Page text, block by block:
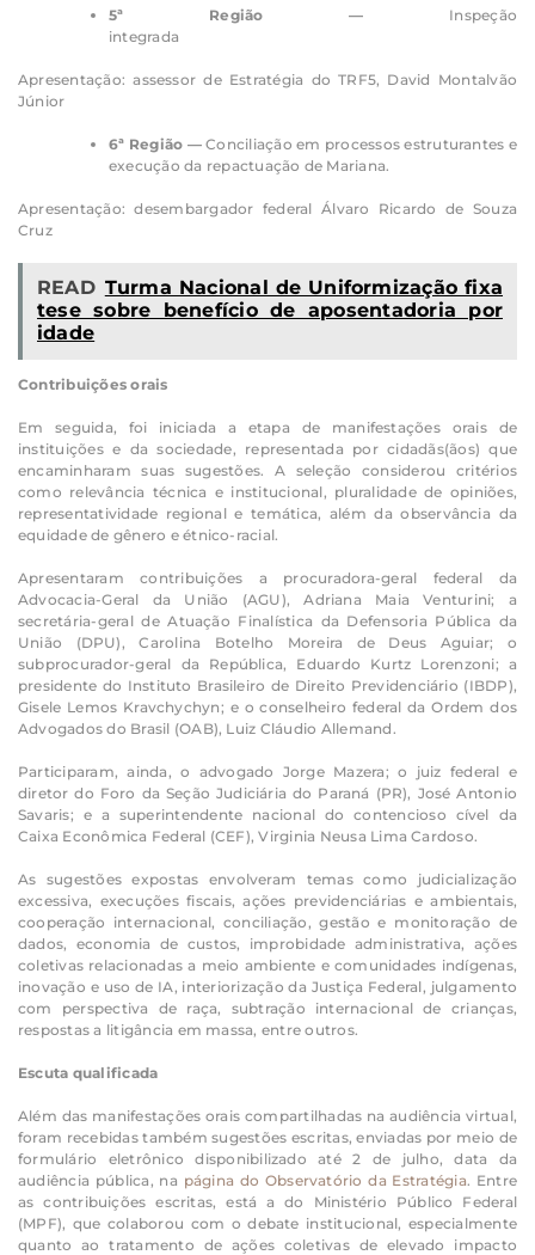
5ª Região — Inspeção
Apresentação: assessor de Estratégia do TRF5, David Montalvão
Júnior
6ª Região —Conciliação em processos estruturantes e
execução da repactuação de Mariana.
Apresentação: desembargador federal Álvaro Ricardo de Souza
Cruz
READ Turma Nacional de Uniformização fixa
tese sobre benefício de aposentadoria por
idade
Contribuições orais
Em seguida, foi iniciada a etapa de manifestações orais de
instituições e da sociedade, representada por cidadãs(ãos) que
encaminharam suas sugestões. A seleção considerou critérios
como relevância técnica e institucional, pluralidade de opiniões,
representatividade regional e temática, além da observância da
equidade de gênero e étnico-racial.
Apresentaram contribuições a procuradora-geral federal da
Advocacia-Geral da União (AGU), Adriana Maia Venturini; a
secretária-geral de Atuação Finalística da Defensoria Pública da
União (DPU), Carolina Botelho Moreira de Deus Aguiar; o
subprocurador-geral da República, Eduardo Kurtz Lorenzoni; a
presidente do Instituto Brasileiro de Direito Previdenciário (IBDP),
Gisele Lemos Kravchychyn; e o conselheiro federal da Ordem dos
Advogados do Brasil (OAB), Luiz Cláudio Allemand.
Participaram, ainda, o advogado Jorge Mazera; o juiz federal e
diretor do Foro da Seção Judiciária do Paraná (PR), José Antonio
Savaris; e a superintendente nacional do contencioso cível da
Caixa Econômica Federal (CEF), Virginia Neusa Lima Cardoso.
As sugestões expostas envolveram temas como judicialização
excessiva, execuções fiscais, ações previdenciárias e ambientais,
cooperação internacional, conciliação, gestão e monitoração de
dados, economia de custos, improbidade administrativa, ações
coletivas relacionadas a meio ambiente e comunidades indígenas,
inovação e uso de IA, interiorização da Justiça Federal, julgamento
com perspectiva de raça, subtração internacional de crianças,
respostas a litigância em massa, entre outros.
Escuta qualificada
Além das manifestações orais compartilhadas na audiência virtual,
foram recebidas também sugestões escritas, enviadas por meio de
formulário eletrônico disponibilizado até 2 de julho, data da
audiência pública, na página do Observatório da Estratégia. Entre
as contribuições escritas, está a do Ministério Público Federal
(MPF), que colaborou com o debate institucional, especialmente
quanto ao tratamento de ações coletivas de elevado impacto